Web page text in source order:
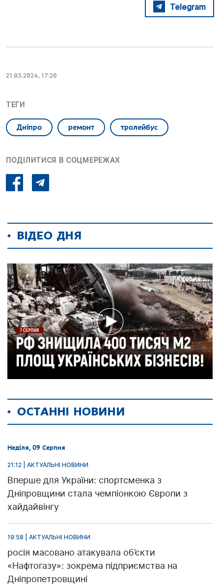
Telegram
21.03.2024, 17:20
ТЕГИ
Дніпро ремонт тролейбус
ПОДІЛИТИСЯ В СОЦМЕРЕЖАХ
ВІДЕО ДНЯ
ОСТАННІ НОВИНИ
Неділя, 09 Серпня
21:12 | АКТУАЛЬНІ НОВИНИ
Вперше для України: спортсменка з
Дніпровщини стала чемпіонкою Європи з
хайдайвінгу
19:58 | АКТУАЛЬНІ НОВИНИ
росія масовано атакувала об’єкти
«Нафтогазу»: зокрема підприємства на
Дніпропетровщині